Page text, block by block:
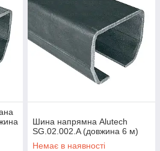
Шина напрямна Alutech
SG.02.002.A (довжина 6 м)
Немає в наявності